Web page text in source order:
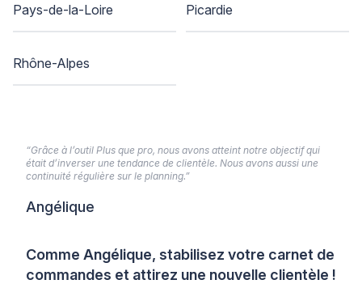
Pays-de-la-Loire Picardie
Rhône-Alpes
Comme Angélique, stabilisez votre carnet de
commandes et attirez une nouvelle clientèle !
“Grâce à l’outil Plus que pro, nous avons atteint notre objectif qui
était d’inverser une tendance de clientèle. Nous avons aussi une
continuité régulière sur le planning.”
Angélique